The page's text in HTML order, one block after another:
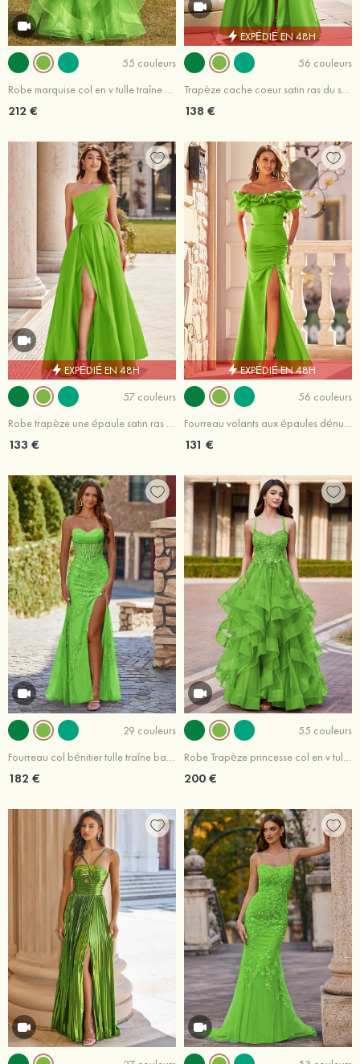
55 couleurs
Robe marquise col en v tulle traîne balayage robe de bal
212 €
EXPÉDIÉ EN 48H
56 couleurs
Trapèze cache coeur satin ras du sol robe de bal avec fendue
138 €
EXPÉDIÉ EN 48H
57 couleurs
Robe trapèze une épaule satin ras du sol robe de bal
133 €
EXPÉDIÉ EN 48H
56 couleurs
Fourreau volants aux épaules dénudées satin ras du sol robe de bal
131 €
29 couleurs
Fourreau col bénitier tulle traîne balayage robe de bal avec dentelle fendue
182 €
55 couleurs
Robe Trapèze princesse col en v tulle ras du sol robe de bal
200 €